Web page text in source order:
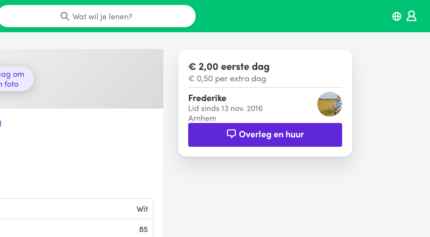
Wat wil je lenen?
om
foto
Wit
85
€ 2,00 eerste dag
€ 0,50 per extra dag
Frederike
Lid sinds 13 nov. 2016
Arnhem
Overleg en huur